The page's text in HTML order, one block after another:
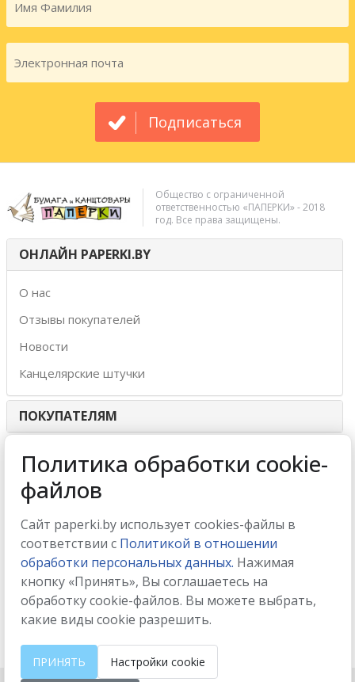
Подписаться
Общество с ограниченной
ответственностью «ПАПЕРКИ» - 2018
год. Все права защищены.
ОНЛАЙН PAPERKI.BY
О нас
Отзывы покупателей
Новости
Канцелярские штучки
ПОКУПАТЕЛЯМ
ИНТЕРНЕТ-МАГАЗИН
МЫ ПРИНИМАЕМ
МЫ В СОЦСЕТЯХ
Политика обработки cookie-
файлов
Сайт paperki.by использует cookies-файлы в
соответствии с Политикой в отношении
обработки персональных данных. Нажимая
кнопку «Принять», Вы соглашаетесь на
обработку cookie-файлов. Вы можете выбрать,
какие виды cookie разрешить.
ПРИНЯТЬ Настройки cookie